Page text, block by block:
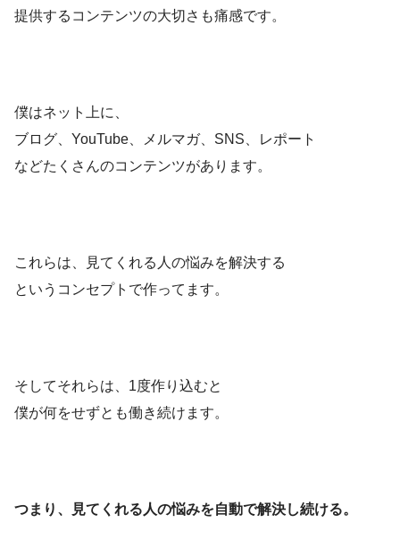
提供するコンテンツの大切さも痛感です。
僕はネット上に、
ブログ、YouTube、メルマガ、SNS、レポート
などたくさんのコンテンツがあります。
これらは、見てくれる人の悩みを解決する
というコンセプトで作ってます。
そしてそれらは、1度作り込むと
僕が何をせずとも働き続けます。
つまり、見てくれる人の悩みを自動で解決し続ける。